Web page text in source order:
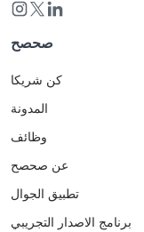
صحصح
كن شريكا
المدونة
وظائف
عن صحصح
تطبيق الجوال
برنامج الاصدار التجريبي